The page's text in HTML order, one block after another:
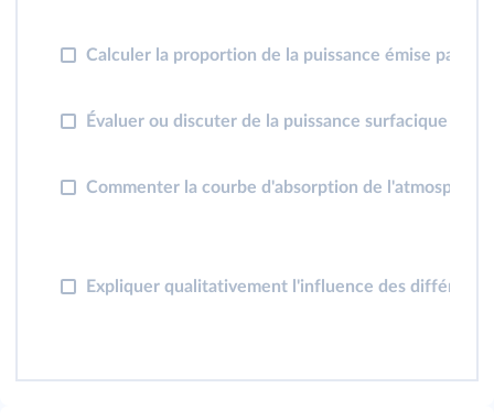
Calculer la proportion de la puissance émise par le
Évaluer ou discuter de la puissance surfacique
Commenter la courbe d'absorption de
Expliquer qualitativement l'influence des